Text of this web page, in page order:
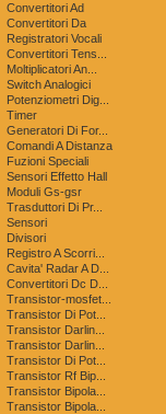
Convertitori Ad
Convertitori Da
Registratori Vocali
Convertitori Tens...
Moltiplicatori An...
Switch Analogici
Potenziometri Dig...
Timer
Generatori Di For...
Comandi A Distanza
Fuzioni Speciali
Sensori Effetto Hall
Moduli Gs-gsr
Trasduttori Di Pr...
Sensori
Divisori
Registro A Scorri...
Cavita' Radar A D...
Convertitori Dc D...
Transistor-mosfet...
Transistor Di Pot...
Transistor Darlin...
Transistor Darlin...
Transistor Di Pot...
Transistor Rf Bip...
Transistor Bipola...
Transistor Bipola...